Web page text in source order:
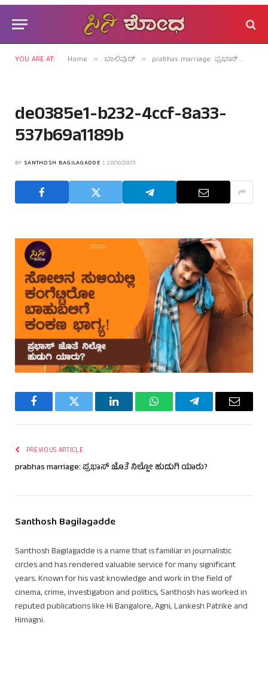
YOU ARE AT: Home » ಬಾಲಿವುಡ್ » prabhas marriage: ಪ್ರಭಾಸ್ ಜೊತೆ ನಿಲ್ಲೋ ಹುಡುಗಿ ಯಾರು?
de0385e1-b232-4ccf-8a33-
537b69a1189b
BY SANTHOSH BAGILAGADDE 20/10/2023
FacebookTwitter LinkedInWhatsAppTelegramEmail
PREVIOUS ARTICLE
prabhas marriage: ಪ್ರಭಾಸ್ ಜೊತೆ ನಿಲ್ಲೋ ಹುಡುಗಿ ಯಾರು?
Santhosh Bagilagadde
Santhosh Bagilagadde is a name that is familiar in journalistic
circles and has rendered valuable service for many significant
years. Known for his vast knowledge and work in the field of
cinema, crime, investigation and politics, Santhosh has worked in
reputed publications like Hi Bangalore, Agni, Lankesh Patrike and
Himagni.